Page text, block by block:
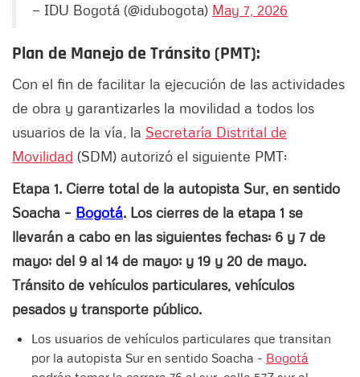
— IDU Bogotá (@idubogota) May 7, 2026
Plan de Manejo de Tránsito (PMT):
Con el fin de facilitar la ejecución de las actividades
de obra y garantizarles la movilidad a todos los
usuarios de la vía, la Secretaría Distrital de
Movilidad (SDM) autorizó el siguiente PMT:
Etapa 1. Cierre total de la autopista Sur, en sentido
Soacha – Bogotá. Los cierres de la etapa 1 se
llevarán a cabo en las siguientes fechas: 6 y 7 de
mayo; del 9 al 14 de mayo; y 19 y 20 de mayo.
Tránsito de vehículos particulares, vehículos
pesados y transporte público.
Los usuarios de vehículos particulares que transitan
por la autopista Sur en sentido Soacha - Bogotá